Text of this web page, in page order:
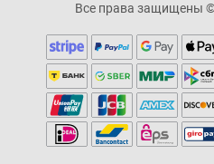
Все права защищены ©